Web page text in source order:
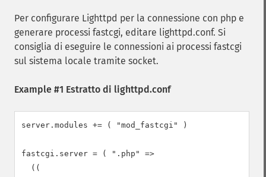
Per configurare Lighttpd per la connessione con php e
generare processi fastcgi, editare lighttpd.conf. Si
consiglia di eseguire le connessioni ai processi fastcgi
sul sistema locale tramite socket.
Example #1 Estratto di lighttpd.conf
server.modules += ( "mod_fastcgi" )
fastcgi.server = ( ".php" =>
  ((